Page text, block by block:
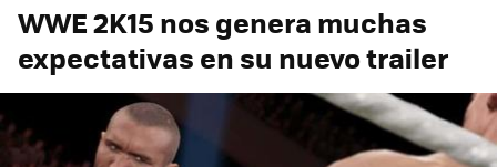
WWE 2K15 nos genera muchas
expectativas en su nuevo trailer